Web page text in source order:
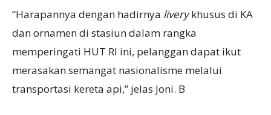
“Harapannya dengan hadirnya liverykhusus di KA
dan ornamen di stasiun dalam rangka
memperingati HUT RI ini, pelanggan dapat ikut
merasakan semangat nasionalisme melalui
transportasi kereta api,” jelas Joni. B